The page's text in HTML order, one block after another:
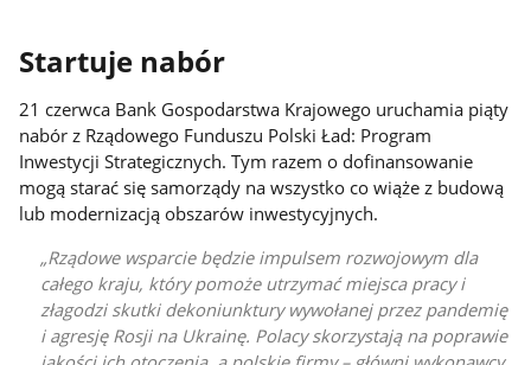
Startuje nabór
21 czerwca Bank Gospodarstwa Krajowego uruchamia piąty
nabór z Rządowego Funduszu Polski Ład: Program
Inwestycji Strategicznych. Tym razem o dofinansowanie
mogą starać się samorządy na wszystko co wiąże z budową
lub modernizacją obszarów inwestycyjnych.
Rządowe wsparcie będzie impulsem rozwojowym dla
całego kraju, który pomoże utrzymać miejsca pracy i
złagodzi skutki dekoniunktury wywołanej przez pandemię
i agresję Rosji na Ukrainę. Polacy skorzystają na poprawie